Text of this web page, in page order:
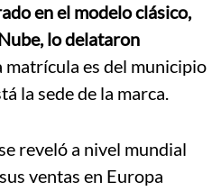
en el modelo clásico,
lo delataron
matrícula es del municipio
la sede de la marca.
reveló a nivel mundial
ventas en Europa